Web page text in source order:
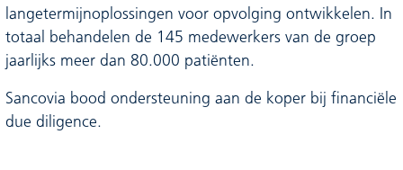
langetermijnoplossingen voor opvolging ontwikkelen. In
totaal behandelen de 145 medewerkers van de groep
jaarlijks meer dan 80.000 patiënten.
Sancovia bood ondersteuning aan de koper bij financiële
due diligence.